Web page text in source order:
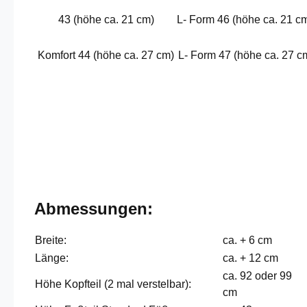
43 (höhe ca. 21 cm) L- Form 46 (höhe ca. 21
Komfort 44 (höhe ca. 27 cm) L- Form 47 (höhe ca. 27
Abmessungen:
Breite:
ca. + 6 cm
Länge:
ca. + 12 cm
Höhe Kopfteil (2 mal verstelbar):
ca. 92 oder 99
cm